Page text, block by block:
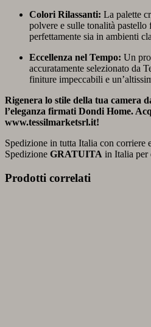
Colori Rilassanti: La palette
polvere e sulle tonalità
perfettamente sia in ambienti
Eccellenza nel Tempo: Un
accuratamente selezionato da
finiture impeccabili e
Rigenera lo stile della tua camera
l’eleganza firmati Dondi Home.
www.tessilmarketsrl.it!
Spedizione in tutta Italia con corriere
Spedizione GRATUITA in Italia per
Prodotti correlati